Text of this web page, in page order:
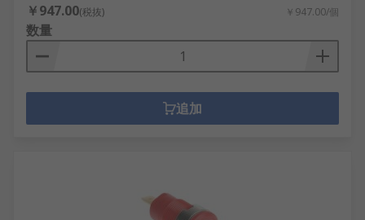
￥947.00(税抜) ￥947.00/個
数量
追加